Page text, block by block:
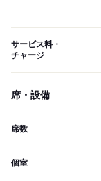
サービス料・
チャージ
席・設備
席数
個室